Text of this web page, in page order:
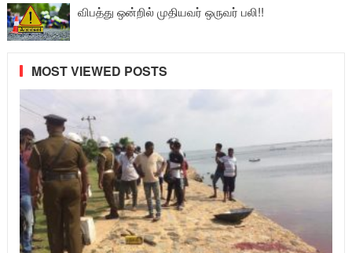
விபத்து ஒன்றில் முதியவர் ஒருவர் பலி!!
MOST VIEWED POSTS